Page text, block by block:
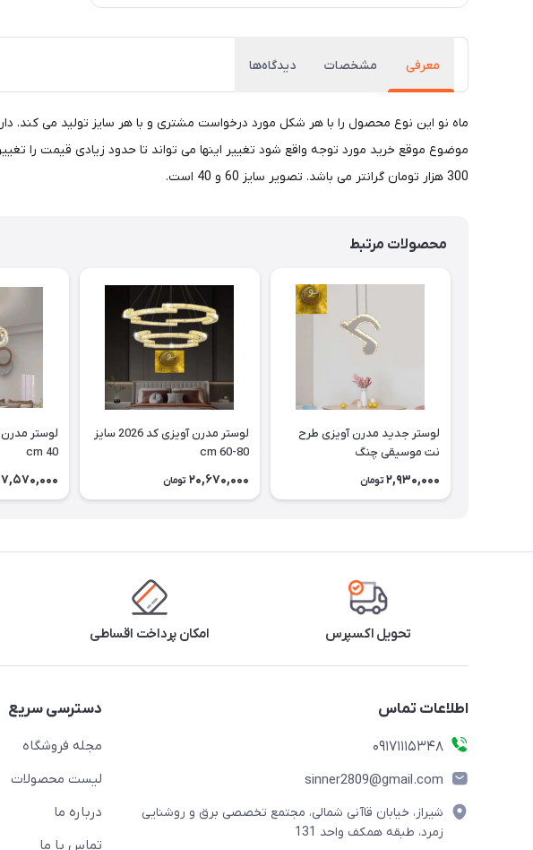
معرفی مشخصات دیدگاه‌ها
300 هزار تومان گرانتر می باشد. تصویر سایز 60 و 40 است.
محصولات مرتبط
لوستر جدید مدرن آویزی طرح
نت موسیقی چنگ
2,930,000 تومان
لوستر مدرن آویزی کد 2026 سایز
cm 60-80
20,670,000 تومان
cm 40
7,570,000
تحویل اکسپرس امکان پرداخت اقساطی
اطلاعات تماس
09171115348
sinner2809@gmail.com
شیراز، خیابان قاآنی شمالی، مجتمع تخصصی برق و روشنایی
زمرد، طبقه همکف واحد 131
دسترسی سریع
مجله فروشگاه
لیست محصولات
درباره ما
تماس با ما